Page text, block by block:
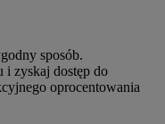
sposób.
i zyskaj dostęp do
oprocentowania